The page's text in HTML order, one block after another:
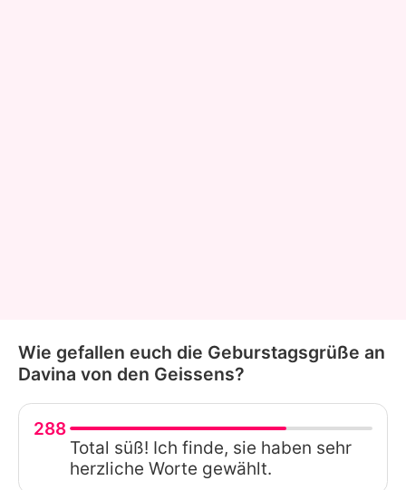
Wie gefallen euch die Geburstagsgrüße an
Davina von den Geissens?
288
Total süß! Ich finde, sie haben sehr
herzliche Worte gewählt.